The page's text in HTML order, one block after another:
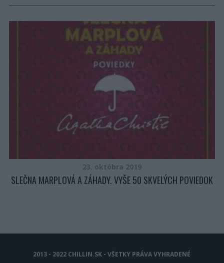
23. októbra 2019
SLEČNA MARPLOVÁ A ZÁHADY. VYŠE 50 SKVELÝCH POVIEDOK
2013 - 2022 CHILLIN.SK - VŠETKY PRÁVA VYHRADENÉ